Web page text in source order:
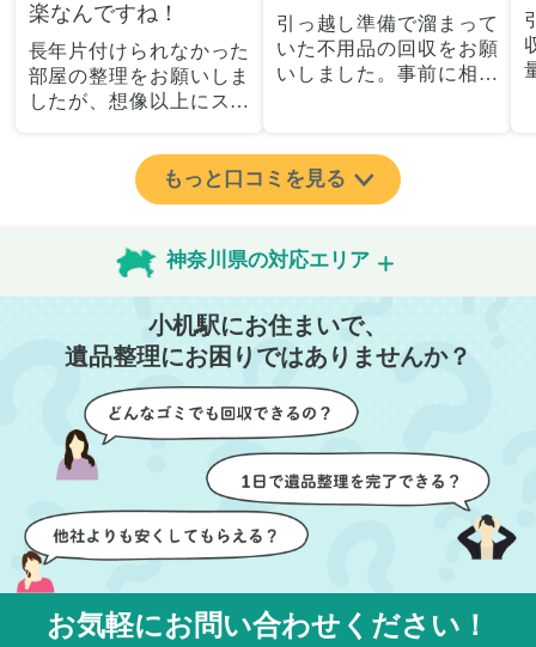
楽なんですね！
長年片付けられなかった
部屋の整理をお願いしま
したが、想像以上にスム
が集めた物や古い家具が
多く、自分たちだけでは
どうにもならない状態で
んが手際よく片付けてく
れたので、部屋が驚くほ
どスッキリしました。自
分では手が回らなかった
場所も含め、プロの力を
特に、物が散乱していた
部屋の整理や、細かなア
イテムの仕分けを迅速か
つ丁寧に対応していただ
けたのがありがたかった
です。家族それぞれが必
要なものを確認しながら
進めることができ、安心
できました。さらに、作
引っ越し準備で溜まって
いた不用品の回収をお願
いしました。事前に相談
古い家具や壊れた家電な
ど、処分が難しいものが
よく対応していただき驚
きました。
当日は2名のスタッフが来
てくださり、作業の流れ
や注意点をしっかり説明
していただけたので、こ
ちらも安心感を持って作
業を見守ることができま
した。運び出しの際も、
壁や床を傷つけないよう
に細心の注意を払ってい
ただき、家全体がスムー
ズに片付いていくのがと
ちらからお願いしなくて
もっと口コミを見る
神奈川県の対応エリア
小机駅にお住まいで、
遺品整理にお困りではありませんか？
お気軽にお問い合わせください！